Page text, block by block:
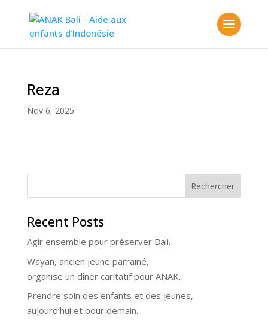
Reza
Nov 6, 2025
Rechercher
Recent Posts
Agir ensemble pour préserver Bali.
Wayan, ancien jeune parrainé,
organise un dîner caritatif pour ANAK.
Prendre soin des enfants et des jeunes,
aujourd’hui et pour demain.